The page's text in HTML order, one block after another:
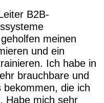
B2B-
meinen
und ein
Ich habe in
brauchbare und
bekommen, die ich
Habe mich sehr